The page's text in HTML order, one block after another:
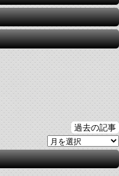
過去の記事